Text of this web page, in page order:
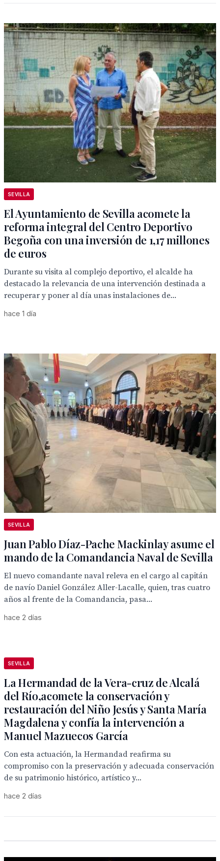
SEVILLA
El Ayuntamiento de Sevilla acomete la
reforma integral del Centro Deportivo
Begoña con una inversión de 1,17 millones
de euros
Durante su visita al complejo deportivo, el alcalde ha
destacado la relevancia de una intervención destinada a
recuperar y poner al día unas instalaciones de...
hace 1 día
SEVILLA
Juan Pablo Díaz-Pache Mackinlay asume el
mando de la Comandancia Naval de Sevilla
El nuevo comandante naval releva en el cargo al capitán
de navío Daniel González Aller-Lacalle, quien, tras cuatro
años al frente de la Comandancia, pasa...
hace 2 días
SEVILLA
La Hermandad de la Vera-cruz de Alcalá
del Río,acomete la conservación y
restauración del Niño Jesús y Santa María
Magdalena y confía la intervención a
Manuel Mazuecos García
Con esta actuación, la Hermandad reafirma su
compromiso con la preservación y adecuada conservación
de su patrimonio histórico, artístico y...
hace 2 días